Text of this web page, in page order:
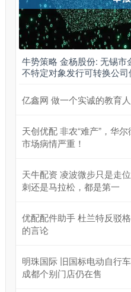
牛势策略 金杨股份: 无锡市
不特定对象发行可转换公司
亿鑫网 做一个实诚的教育人
天创优配 非农“难产”，华
市场病情严重！
天牛配资 凌波微步只是走
刺还是马拉松，都是第一
优配配件助手 杜兰特反驳
的言论
明珠国际 旧国标电动自行
成都个别门店仍在售